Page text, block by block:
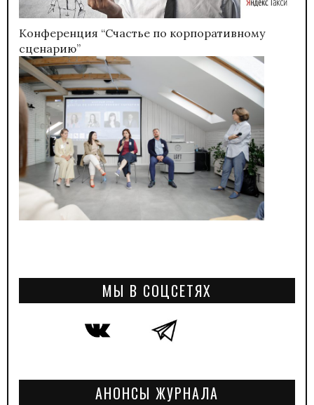
Конференция “Счастье по корпоративному
сценарию”
МЫ В СОЦСЕТЯХ
АНОНСЫ ЖУРНАЛА